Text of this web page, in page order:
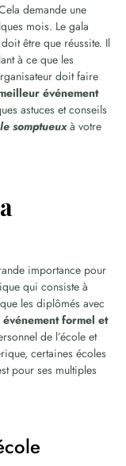
demande une
mois. Le gala
être que réussite. Il
à ce que les
doit faire
événement
astuces et conseils
somptueuxà votre
importance pour
qui consiste à
les diplômés avec
événement formel et
de l’école et
certaines écoles
pour ses multiples